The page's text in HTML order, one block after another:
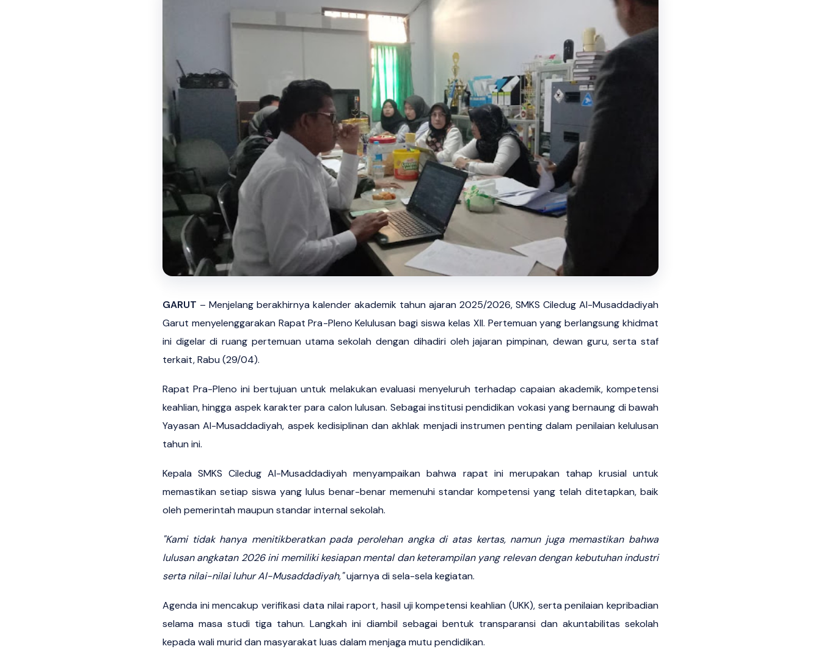
GARUT – Menjelang berakhirnya kalender akademik tahun ajaran 2025/2026, SMKS Ciledug Al-Musaddadiyah
Garut menyelenggarakan Rapat Pra-Pleno Kelulusan bagi siswa kelas XII. Pertemuan yang berlangsung khidmat
ini digelar di ruang pertemuan utama sekolah dengan dihadiri oleh jajaran pimpinan, dewan guru, serta staf
terkait, Rabu (29/04).
Rapat Pra-Pleno ini bertujuan untuk melakukan evaluasi menyeluruh terhadap capaian akademik, kompetensi
keahlian, hingga aspek karakter para calon lulusan. Sebagai institusi pendidikan vokasi yang bernaung di bawah
Yayasan Al-Musaddadiyah, aspek kedisiplinan dan akhlak menjadi instrumen penting dalam penilaian kelulusan
tahun ini.
Kepala SMKS Ciledug Al-Musaddadiyah menyampaikan bahwa rapat ini merupakan tahap krusial untuk
memastikan setiap siswa yang lulus benar-benar memenuhi standar kompetensi yang telah ditetapkan, baik
oleh pemerintah maupun standar internal sekolah.
"Kami tidak hanya menitikberatkan pada perolehan angka di atas kertas, namun juga memastikan bahwa
lulusan angkatan 2026 ini memiliki kesiapan mental dan keterampilan yang relevan dengan kebutuhan industri
serta nilai-nilai luhur Al-Musaddadiyah,"ujarnya di sela-sela kegiatan.
Agenda ini mencakup verifikasi data nilai raport, hasil uji kompetensi keahlian (UKK), serta penilaian kepribadian
selama masa studi tiga tahun. Langkah ini diambil sebagai bentuk transparansi dan akuntabilitas sekolah
kepada wali murid dan masyarakat luas dalam menjaga mutu pendidikan.